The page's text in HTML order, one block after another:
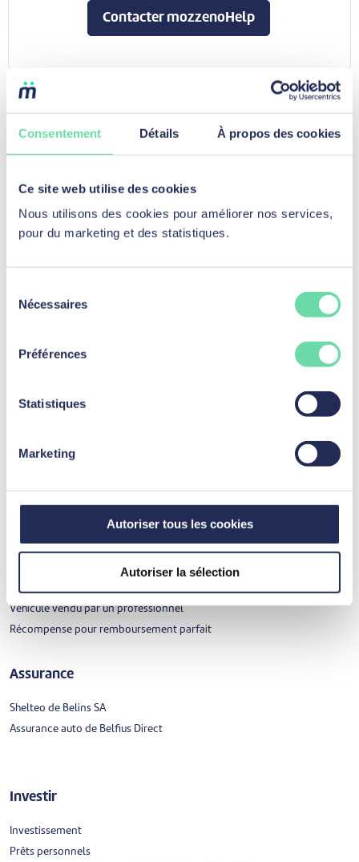
Consentement Détails À propos des cookies
Ce site web utilise des cookies
Nous utilisons des cookies pour améliorer nos services,
pour du marketing et des statistiques.
Nécessaires
Préférences
Statistiques
Marketing
Autoriser tous les cookies
Autoriser la sélection
Contacter mozzenoHelp
Prêt personnel
Le prêt vélo
Prêt mariage
Regroupement de crédits
Récompense pour remboursement parfait
Prêt professionnel
Investissement en équipement
Achats de services
Véhicule vendu par un professionnel
Récompense pour remboursement parfait
Assurance
Shelteo de Belins SA
Assurance auto de Belfius Direct
Investir
Investissement
Prêts personnels